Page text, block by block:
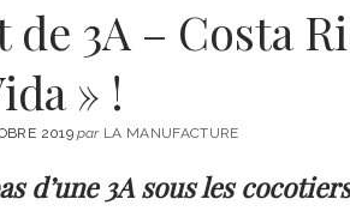
de 3A – Costa
» !
2019parLA MANUFACTURE
d’une 3A sous les